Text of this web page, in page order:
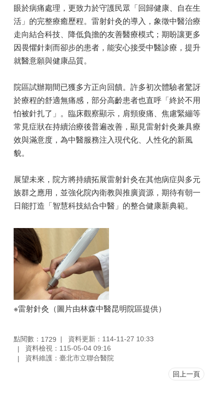
眼於病痛處理，更致力於守護民眾「回歸健康、自在生
活」的完整療癒歷程。雷射針灸的導入，象徵中醫治療
走向結合科技、降低負擔的友善醫療模式；期盼讓更多
因畏懼針刺而卻步的患者，能安心接受中醫診療，提升
就醫意願與健康品質。
院區試辦期間已獲多方正向回饋。許多初次體驗者驚訝
於療程的舒適無痛感，部分高齡患者也直呼「終於不用
怕被針扎了」。臨床觀察顯示，肩頸痠痛、焦慮緊繃等
常見症狀在持續治療後普遍改善，顯見雷射針灸兼具療
效與滿意度，為中醫服務注入現代化、人性化的新風
貌。
展望未來，院方將持續拓展雷射針灸在其他病症與多元
族群之應用，並強化院內衛教與推廣資源，期待有朝一
日能打造「智慧科技結合中醫」的整合健康新典範。
※雷射針灸（圖片由林森中醫昆明院區提供）
點閱數： 1729
資料更新：114-11-27 10:33
資料檢視：115-05-04 09:16
資料維護：臺北市立聯合醫院
回上一頁